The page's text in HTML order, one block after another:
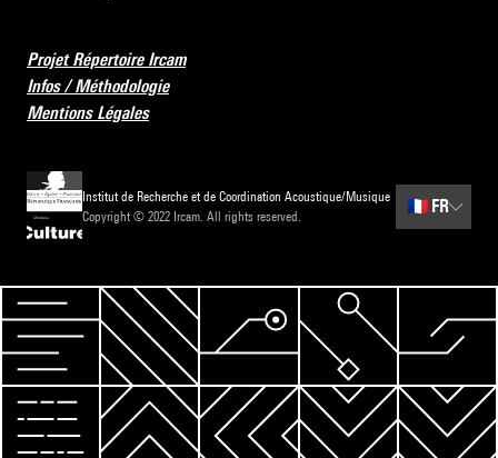
Projet Répertoire Ircam
Infos / Méthodologie
Mentions Légales
Institut de Recherche et de Coordination Acoustique/Musique
Copyright © 2022 Ircam. All rights reserved.
🇫🇷 FR